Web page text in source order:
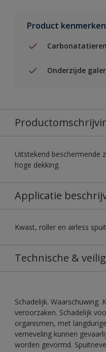
Product kenmerken
Onderzijde
Uitstekend beschermende
hoge dekking.
Applicatie
Kwast, roller en airless
Technische &
Schadelijk. Waarschuwing.
veroorzaken. Schadelijk
organismen, met
verneveling kunnen
worden gevormd.